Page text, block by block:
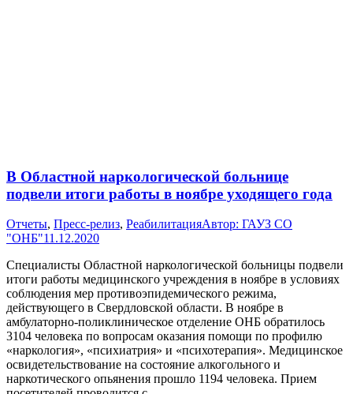
В Областной наркологической больнице
подвели итоги работы в ноябре уходящего года
Отчеты, Пресс-релиз, РеабилитацияАвтор: ГАУЗ СО
"ОНБ"11.12.2020
Специалисты Областной наркологической больницы подвели
итоги работы медицинского учреждения в ноябре в условиях
соблюдения мер противоэпидемического режима,
действующего в Свердловской области. В ноябре в
амбулаторно-поликлиническое отделение ОНБ обратилось
3104 человека по вопросам оказания помощи по профилю
«наркология», «психиатрия» и «психотерапия». Медицинское
освидетельствование на состояние алкогольного и
наркотического опьянения прошло 1194 человека. Прием